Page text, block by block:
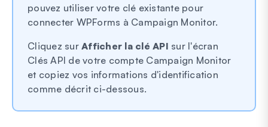
pouvez utiliser votre clé existante pour
connecter WPForms à Campaign Monitor.
Cliquez sur Afficher la clé API sur l'écran
Clés API de votre compte Campaign Monitor
et copiez vos informations d'identification
comme décrit ci-dessous.